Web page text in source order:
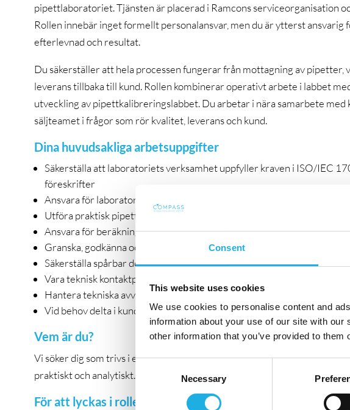
Consent
This website uses cookies
We use cookies to personalise content and
information about your use of our site with
other information that you’ve provided to
Consent
Selection
Necessary
pipettlaboratoriet. Tjänsten är placerad i Ramcons serviceorganisation
Rollen innebär inget formellt personalansvar, men du är ytterst
efterlevnad och resultat.
Du säkerställer att hela processen fungerar från mottagning av
leverans tillbaka till kund. Rollen kombinerar operativt arbete i labbet
utveckling av pipettkalibreringslabbet. Du arbetar i nära samarbete med
säljteamet i frågor som rör kvalitet, leverans och kund.
Dina huvudsakliga arbetsuppgifter
Säkerställa att laboratoriets verksamhet uppfyller kraven i ISO/IEC
föreskrifter
Ansvara för laboratoriets metoder, inklusive utveckling, verifiering,
Utföra praktisk pipettkalibrering och service
Ansvara för beräkning och tillämpning av mätosäkerheter samt
Granska, godkänna och frisläppa kalibreringsrapporter
Säkerställa spårbar dokumentation och efterlevnad av laboratoriets
Vara teknisk kontaktperson gentemot Swedac vid revisioner
Hantera tekniska avvikelser, reklamationer och driva
Vid behov delta i kunddialoger och kundbesök
Vem är du?
Vi söker dig som trivs i en mindre, tekniskt avancerad verksamhet där du
praktiskt och analytiskt.
För att lyckas i rollen ser Ramcon att du har: